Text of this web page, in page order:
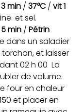
3 min / 37°C / vit 1
et sel.
5 min / Pétrin
dans un saladier
et laisser
02 h 00  La
de volume.
four en chaleur
et placer en